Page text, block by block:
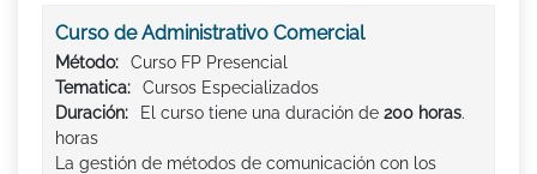
Curso de Administrativo Comercial
Método:
Curso FP Presencial
Tematica:
Cursos Especializados
Duración:
El curso tiene una duración de 200 horas.
horas
La gestión de métodos de comunicación con los